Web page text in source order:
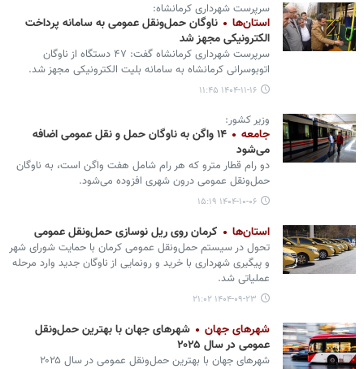
سرپرست شهرداری کرمانشاه:
استان‌ها
ناوگان حمل‌ونقل عمومی به سامانه‌ پرداخت
الکترونیکی مجهز شد
سرپرست شهرداری کرمانشاه گفت: ۴۷ دستگاه از ناوگان
اتوبوسرانی کرمانشاه به سامانه بلیت الکترونیکی مجهز شد.
۱۴۰۴-۱۱-۱۶ ۱۱:۴۵
وزیر کشور:
جامعه
۱۴ واگن به ناوگان حمل و نقل عمومی اضافه
می‌شود
دو رام قطار مترو که هر رام شامل هفت واگن است، به ناوگان
حمل‌ونقل عمومی درون شهری افزوده می‌شود.
۱۴۰۴-۱۰-۰۶ ۱۵:۱۹
استان‌ها کرمان روی ریل نوسازی حمل‌ونقل عمومی
تحول در سیستم حمل‌ونقل عمومی کرمان با حمایت شورای شهر
و پیگیری شهرداری با خرید و رونمایی از ناوگان جدید وارد مرحله‌
عملیاتی شد.
۱۴۰۴-۰۹-۲۳ ۲۱:۰۲
شهرهای جهان
شهرهای جهان با بهترین حمل‌ونقل
عمومی در سال ۲۰۲۵
شهرهای جهان با بهترین حمل‌ونقل عمومی در سال ۲۰۲۵